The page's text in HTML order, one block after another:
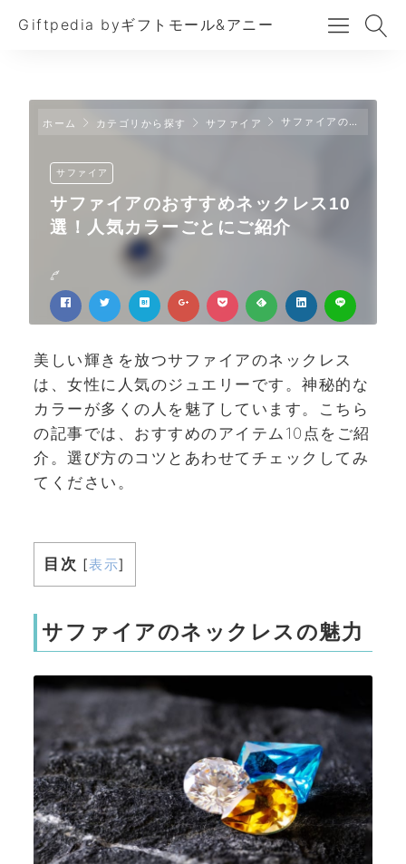
Giftpedia byギフトモール&アニー
ホーム カテゴリから探す サファイア サファイアのおすすめネックレス10選！人気カラーごとにご紹介
サファイア
サファイアのおすすめネックレス10
選！人気カラーごとにご紹介
美しい輝きを放つサファイアのネックレス
は、女性に人気のジュエリーです。神秘的な
カラーが多くの人を魅了しています。こちら
の記事では、おすすめのアイテム10点をご紹
介。選び方のコツとあわせてチェックしてみ
てください。
目次 [表示]
サファイアのネックレスの魅力